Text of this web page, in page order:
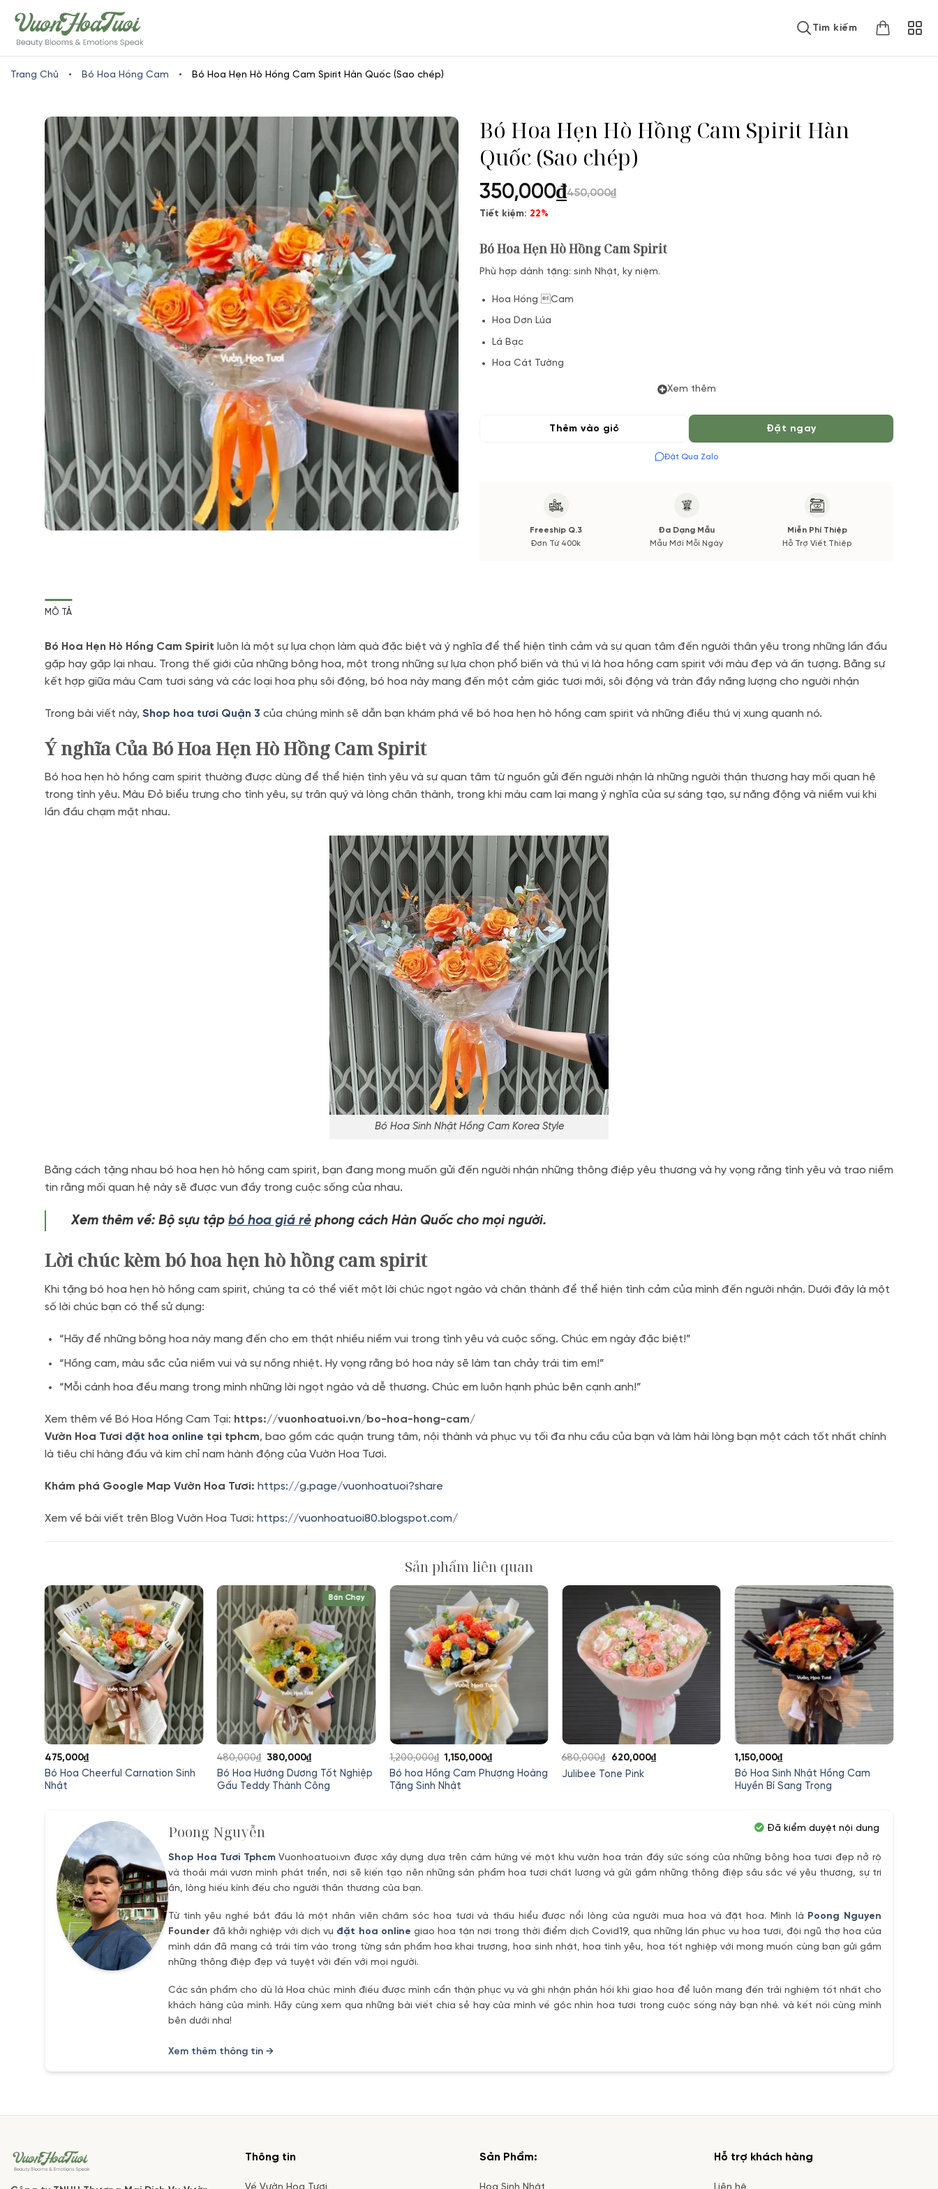
to
content
Tìm kiếm
Trang Chủ • Bó Hoa Hồng Cam • Bó Hoa Hẹn Hò Hồng Cam Spirit Hàn Quốc (Sao chép)
Bó Hoa Hẹn Hò Hồng Cam Spirit Hàn
Quốc (Sao chép)
350,000₫450,000₫
Tiết kiệm: 22%
Bó Hoa Hẹn Hò Hồng Cam Spirit
Phù hợp dành tặng: sinh Nhật, ky niệm.
Hoa Hồng Cam
Hoa Dơn Lúa
Lá Bạc
Hoa Cát Tường
(*) Đơn hàng cần đặt trước 04 Tiếng để chuẩn bị Hoa Tươi theo màu tốt nhất cho bạn,
Hoa phụ có thể thay đổi theo Mùa vụ. Vườn Hoa Tươi đảm bảo phong cách cắm, tone
Xem thêm
Thêm vào giỏ Đặt ngay
Đặt Qua Zalo
Freeship Q.3
Đơn Từ 400k
Đa Dạng Mẫu
Mẫu Mới Mỗi Ngày
Miễn Phí Thiệp
Hỗ Trợ Viết Thiệp
MÔ TẢ
Bó Hoa Hẹn Hò Hồng Cam Spirit luôn là một sự lựa chọn làm quà đặc biệt và ý nghĩa để thể hiện tình cảm và sự quan tâm đến người thân yêu trong những lần đầu
gặp hay gặp lại nhau. Trong thế giới của những bông hoa, một trong những sự lựa chọn phổ biến và thú vị là hoa hồng cam spirit với màu đẹp và ấn tượng. Bằng sự
kết hợp giữa màu Cam tươi sáng và các loại hoa phụ sôi động, bó hoa này mang đến một cảm giác tươi mới, sôi động và tràn đầy năng lượng cho người nhận
Trong bài viết này, Shop hoa tươi Quận 3 của chúng mình sẽ dẫn bạn khám phá về bó hoa hẹn hò hồng cam spirit và những điều thú vị xung quanh nó.
Ý nghĩa Của Bó Hoa Hẹn Hò Hồng Cam Spirit
Bó hoa hẹn hò hồng cam spirit thường được dùng để thể hiện tình yêu và sự quan tâm từ nguồn gửi đến người nhận là những người thận thương hay mối quan hệ
trong tình yêu. Màu Đỏ biểu trưng cho tình yêu, sự trân quý và lòng chân thành, trong khi màu cam lại mang ý nghĩa của sự sáng tạo, sự năng động và niềm vui khi
lần đầu chạm mặt nhau.
Bó Hoa Sinh Nhật Hồng Cam Korea Style
Bằng cách tặng nhau bó hoa hẹn hò hồng cam spirit, bạn đang mong muốn gửi đến người nhận những thông điệp yêu thương và hy vọng rằng tình yêu và trao niềm
tin rằng mối quan hệ này sẽ được vun đầy trong cuộc sống của nhau.
Xem thêm về: Bộ sựu tập bó hoa giá rẻ phong cách Hàn Quốc cho mọi người.
Lời chúc kèm bó hoa hẹn hò hồng cam spirit
Khi tặng bó hoa hẹn hò hồng cam spirit, chúng ta có thể viết một lời chúc ngọt ngào và chân thành để thể hiện tình cảm của mình đến người nhận. Dưới đây là một
số lời chúc bạn có thể sử dụng:
“Hãy để những bông hoa này mang đến cho em thật nhiều niềm vui trong tình yêu và cuộc sống. Chúc em ngày đặc biệt!”
“Hồng cam, màu sắc của niềm vui và sự nồng nhiệt. Hy vọng rằng bó hoa này sẽ làm tan chảy trái tim em!”
“Mỗi cánh hoa đều mang trong mình những lời ngọt ngào và dễ thương. Chúc em luôn hạnh phúc bên cạnh anh!”
Xem thêm về Bó Hoa Hồng Cam Tại: https://vuonhoatuoi.vn/bo-hoa-hong-cam/
Vườn Hoa Tươi đặt hoa online tại tphcm, bao gồm các quận trung tâm, nội thành và phục vụ tối đa nhu cầu của bạn và làm hài lòng bạn một cách tốt nhất chính
là tiêu chí hàng đầu và kim chỉ nam hành động của Vườn Hoa Tươi.
Khám phá Google Map Vườn Hoa Tươi: https://g.page/vuonhoatuoi?share
Xem về bài viết trên Blog Vườn Hoa Tươi: https://vuonhoatuoi80.blogspot.com/
Sản phẩm liên quan
Bó Hoa Cheerful Carnation Sinh
Nhật
475,000₫
Bán Chạy
Bó Hoa Hướng Dương Tốt Nghiệp
Gấu Teddy Thành Công
480,000₫
Giá
gốc
là:
380,000₫Giá
hiện
tại
Bó hoa Hồng Cam Phượng Hoàng
Tặng Sinh Nhật
1,200,000₫ Giá
gốc
là:
1,150,000₫Giá
hiện
Julibee Tone Pink
680,000₫
Giá
gốc
620,000₫Giá
Bó Hoa Sinh Nhật Hồng Cam
Huyền Bí Sang Trọng
1,150,000₫
Poong Nguyễn
Shop Hoa Tươi TphcmVuonhoatuoi.vn được xây dựng dựa trên cảm hứng về một khu vườn hoa tràn đầy sức sống của những bông hoa tươi đẹp nở rộ
và thoải mái vươn mình phát triển, nơi sẽ kiến tạo nên những sản phẩm hoa tươi chất lượng và gửi gắm những thông điệp sâu sắc về yêu thương, sự tri
ân, lòng hiếu kính đếu cho người thân thương của bạn.
Từ tình yêu nghề bắt đầu là một nhân viên chăm sóc hoa tươi và thấu hiểu được nổi lòng của người mua hoa và đặt hoa. Mình là Poong Nguyen
Founder đã khởi nghiệp với dịch vụ đặt hoa online giao hoa tận nơi trong thời điểm dịch Covid19, qua những lần phục vụ hoa tươi, đội ngũ thợ hoa của
mình dần đã mang cả trái tím vào trong từng sản phẩm hoa khai trương, hoa sinh nhật, hoa tình yêu, hoa tốt nghiệp với mong muốn cùng bạn gửi gắm
những thông điệp đẹp và tuyệt vời đến với mọi người.
Các sản phẩm cho dù là Hoa chúc mình điều được mình cẩn thận phục vụ và ghi nhận phản hồi khi giao hoa để luôn mang đến trải nghiệm tốt nhất cho
khách hàng của mình. Hãy cùng xem qua những bài viết chia sẻ hay của mình về góc nhìn hoa tươi trong cuộc sống này bạn nhé. và kết nối cùng mình
bên dưới nha!
Xem thêm thông tin →
Đã kiểm duyệt nội dung
Thông tin Sản Phẩm: Hỗ trợ khách hàng